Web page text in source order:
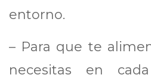
entorno.
– Para que te
necesitas en